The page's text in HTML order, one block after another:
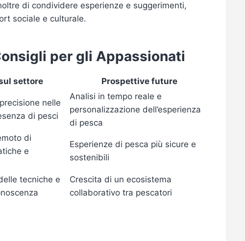
di condividere esperienze e suggerimenti,
sociale e culturale.
per gli Appassionati
settore Prospettive future
nelle
di pesci
Analisi in tempo reale e
personalizzazione dell’esperienza
di pesca
di
e
Esperienze di pesca più sicure e
sostenibili
tecniche e
Crescita di un ecosistema
collaborativo tra pescatori